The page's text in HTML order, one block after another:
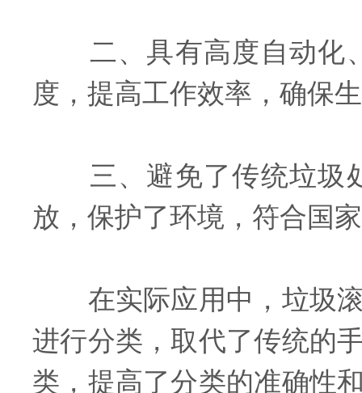
二、具有高度自动化、
度，提高工作效率，确保
三、避免了传统垃圾处
放，保护了环境，符合国
在实际应用中，垃圾滚
进行分类，取代了传统的
类，提高了分类的准确性